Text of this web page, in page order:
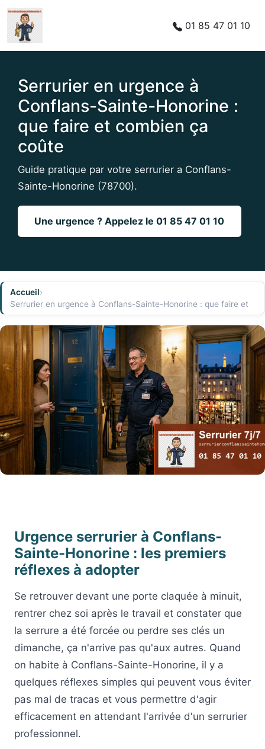
Phone number:
01 85 47 01 10
Serrurier en urgence à
Conflans-Sainte-Honorine :
que faire et combien ça
coûte
Guide pratique par votre serrurier a Conflans-
Sainte-Honorine (78700).
Une urgence ? Appelez le 01 85 47 01 10
Accueil›
Serrurier en urgence à Conflans-Sainte-Honorine : que faire et
Urgence serrurier à Conflans-
Sainte-Honorine : les premiers
réflexes à adopter
Se retrouver devant une porte claquée à minuit,
rentrer chez soi après le travail et constater que
la serrure a été forcée ou perdre ses clés un
dimanche, ça n'arrive pas qu'aux autres. Quand
on habite à Conflans-Sainte-Honorine, il y a
quelques réflexes simples qui peuvent vous éviter
pas mal de tracas et vous permettre d'agir
efficacement en attendant l'arrivée d'un serrurier
professionnel.